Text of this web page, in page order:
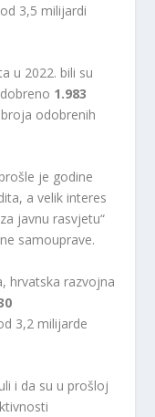
3,5 milijardi
u 2022. bili su
1.983
odobrenih
je godine
a velik interes
javnu rasvjetu“
samouprave.
hrvatska razvojna
3,2 milijarde
i da su u prošloj